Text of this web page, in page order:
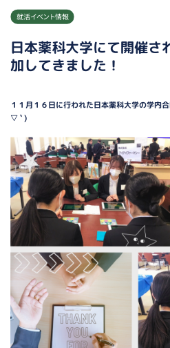
就活イベント情報
日本薬科大学にて開催さ
加してきました！
１１月１６日に行われた日本薬科大学の学内
▽ ` )